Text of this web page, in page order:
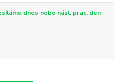
dnes nebo násl. prac. den